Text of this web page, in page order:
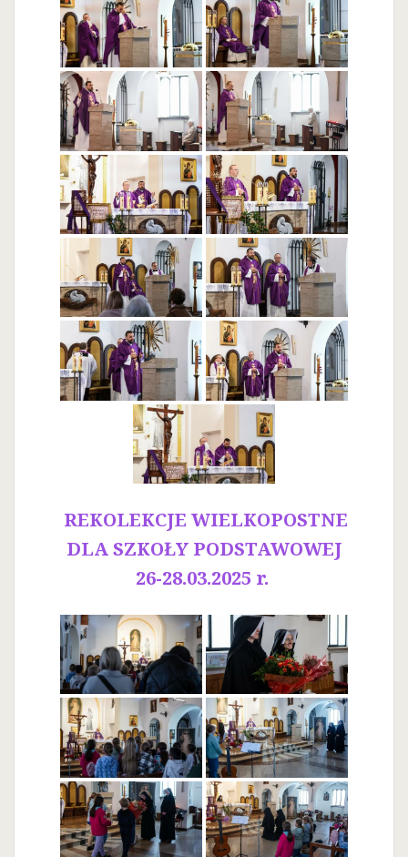
REKOLEKCJE WIELKOPOSTNE
DLA SZKOŁY PODSTAWOWEJ
26-28.03.2025 r.